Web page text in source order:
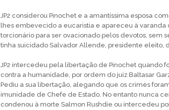
JP2 considerou Pinochet e a amantíssima esposa
lhes embevecido a eucaristia e apareceu à varanda
torcionário para ser ovacionado pelos devotos, sem
tinha suicidado Salvador Allende, presidente eleito,
JP2 intercedeu pela libertação de Pinochet quando
contra a humanidade, por ordem do juiz Baltasar
Pediu a sua libertação, alegando que os crimes
imunidade de Chefe de Estado. No entanto nunca
condenou à morte Salmon Rushdie ou intercedeu